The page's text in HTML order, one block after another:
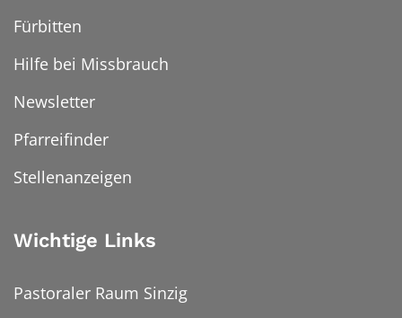
Fürbitten
Hilfe bei Missbrauch
Newsletter
Pfarreifinder
Stellenanzeigen
Wichtige Links
Pastoraler Raum Sinzig